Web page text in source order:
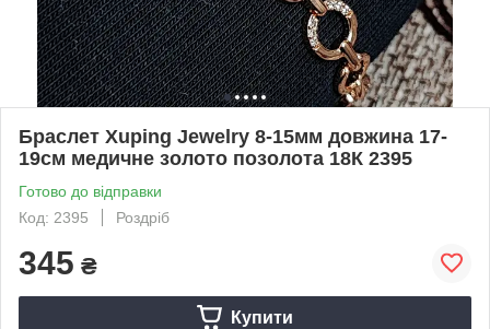
Браслет Xuping Jewelry 8-15мм довжина 17-
19см медичне золото позолота 18К 2395
Готово до відправки
Код: 2395
Роздріб
345 ₴
Купити